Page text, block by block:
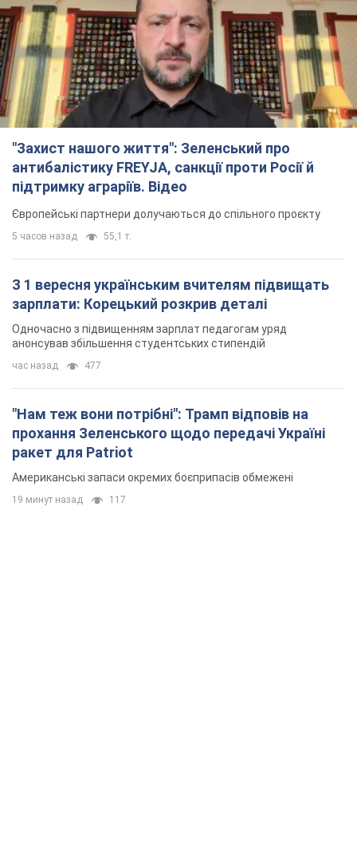
антибалістику FREYJA, санкції проти Росії й
підтримку аграріїв. Відео
Європейські партнери долучаються до спільного проєкту
5 часов назад 55,1 т.
З 1 вересня українським вчителям підвищать
зарплати: Корецький розкрив деталі
Одночасно з підвищенням зарплат педагогам уряд
анонсував збільшення студентських стипендій
час назад
"Нам теж вони потрібні": Трамп відповів на
прохання Зеленського щодо передачі Україні
ракет для Patriot
19 минут назад 117